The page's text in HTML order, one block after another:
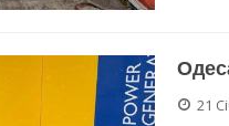
21